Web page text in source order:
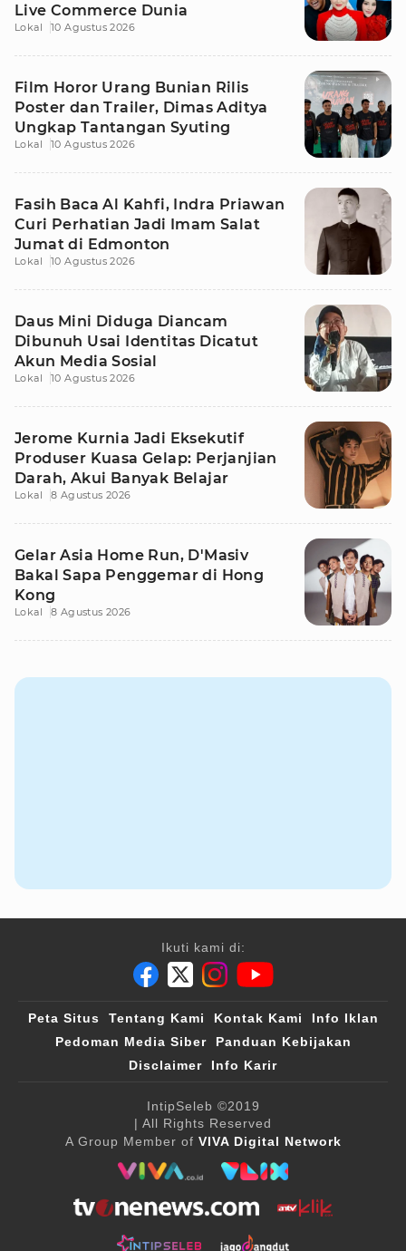
Live Commerce Dunia
Lokal 10 Agustus 2026
Film Horor Urang Bunian Rilis
Poster dan Trailer, Dimas Aditya
Ungkap Tantangan Syuting
Lokal 10 Agustus 2026
Fasih Baca Al Kahfi, Indra Priawan
Curi Perhatian Jadi Imam Salat
Jumat di Edmonton
Lokal 10 Agustus 2026
Daus Mini Diduga Diancam
Dibunuh Usai Identitas Dicatut
Akun Media Sosial
Lokal 10 Agustus 2026
Jerome Kurnia Jadi Eksekutif
Produser Kuasa Gelap: Perjanjian
Darah, Akui Banyak Belajar
Lokal 8 Agustus 2026
Gelar Asia Home Run, D'Masiv
Bakal Sapa Penggemar di Hong
Kong
Lokal 8 Agustus 2026
Ikuti kami di:
Peta Situs Tentang Kami Kontak Kami
Info Iklan
Pedoman Media Siber
Panduan Kebijakan
Disclaimer
Info Karir
IntipSeleb ©2019
| All Rights Reserved
A Group Member of VIVA Digital Network